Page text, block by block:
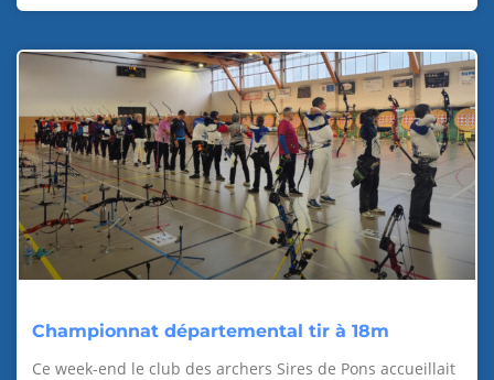
Championnat départemental tir à 18m
Ce week-end le club des archers Sires de Pons accueillait